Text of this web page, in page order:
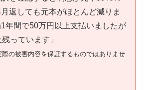
返しても元本がほとんど減りま
年間で50万円以上支払いましたが
っています」
の被害内容を保証するものではありませ